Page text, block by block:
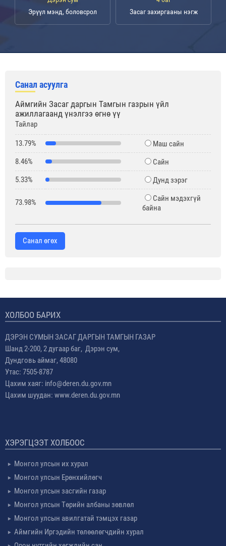
Эрүүл мэнд, боловсрол
Засаг захиргааны нэгж
Санал асуулга
Аймгийн Засаг даргын Тамгын газрын үйл
ажиллагаанд үнэлгээ өгнө үү
Тайлар
13.79%
Маш сайн
8.46%
Сайн
5.33%
Дунд зэрэг
73.98%
Сайн мэдэхгүй
байна
Санал өгөх
ХОЛБОО БАРИХ
ДЭРЭН СУМЫН ЗАСАГ ДАРГЫН ТАМГЫН ГАЗАР
Шанд 2-200, 2 дугаар баг, Дэрэн сум,
Дундговь аймаг, 48080
Утас: 7505-8787
Цахим хаяг: info@deren.du.gov.mn
Цахим шуудан: www.deren.du.gov.mn
ХЭРЭГЦЭЭТ ХОЛБООС
Монгол улсын их хурал
Монгол улсын Ерөнхийлөгч
Монгол улсын засгийн газар
Монгол улсын Төрийн албаны зөвлөл
Монгол улсын авилгатай тэмцэх газар
Аймгийн Иргэдийн төлөөлөгчдийн хурал